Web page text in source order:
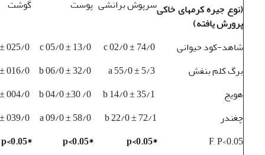
(نوع جیره کرمهای خاکی
پرورش یافته)
سرپوش برانشی پوست گوشت
شاهد-کود حیوانی
برگ کلم بنفش
هویج
چغندر
b 22/0 ± 72/1
F, P<0.05
*p<0.05
*p<0.05
*p<0.05